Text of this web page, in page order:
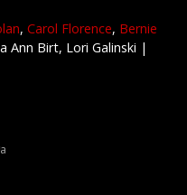
, Carol Florence, Bernie
Ann Birt, Lori Galinski |